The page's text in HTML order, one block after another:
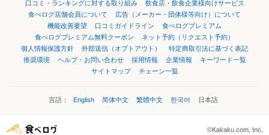
口コミ・ランキングに対する取り組み
飲食店・飲食企業様向けサービス
食べログ店舗会員について
広告（メーカー・団体様等向け）について
機能改善要望
口コミガイドライン
食べログプレミアム
食べログプレミアム無料クーポン
ネット予約（リクエスト予約）
個人情報保護方針
外部送信（オプトアウト）
特定商取引法に基づく表記
推奨環境
ヘルプ・お問い合わせ 採用情報 企業情報
キーワード一覧
サイトマップ
チェーン一覧
言語： English 简体中文 繁體中文 한국어 日本語
©Kakaku.com, Inc.